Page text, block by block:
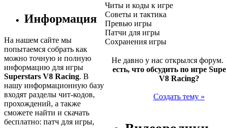
Информация
На нашем сайте мы
попытаемся собрать как
можно точную и полную
информацию для игры
Superstars V8 Racing. В
нашу информационную базу
входят разделы чит-кодов,
прохождений, а также
сможете найти и скачать
бесплатно: патч для игры,
Читы и коды к игре
Советы и тактика
Превью игры
Патчи для игры
Сохранения игры
Не давно у нас открылся форум.
есть, что обсудить по игре
V8 Racing?
Создать тему »